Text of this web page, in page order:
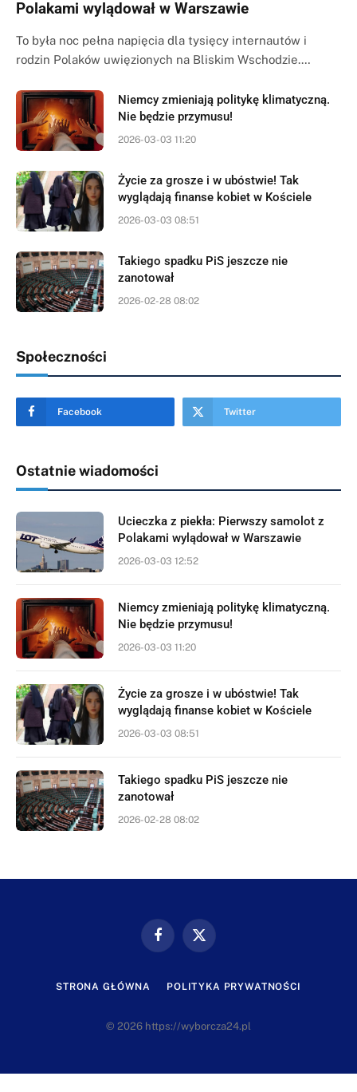
Polakami wylądował w Warszawie
To była noc pełna napięcia dla tysięcy internautów i
rodzin Polaków uwięzionych na Bliskim Wschodzie.…
Niemcy zmieniają politykę klimatyczną.
Nie będzie przymusu!
2026-03-03 11:20
Życie za grosze i w ubóstwie! Tak
wyglądają finanse kobiet w Kościele
2026-03-03 08:51
Takiego spadku PiS jeszcze nie
zanotował
2026-02-28 08:02
Społeczności
Facebook Twitter
Ostatnie wiadomości
Ucieczka z piekła: Pierwszy samolot z
Polakami wylądował w Warszawie
2026-03-03 12:52
Niemcy zmieniają politykę klimatyczną.
Nie będzie przymusu!
2026-03-03 11:20
Życie za grosze i w ubóstwie! Tak
wyglądają finanse kobiet w Kościele
2026-03-03 08:51
Takiego spadku PiS jeszcze nie
zanotował
2026-02-28 08:02
FacebookX
STRONA GŁÓWNA POLITYKA PRYWATNOŚCI
© 2026 https://wyborcza24.pl